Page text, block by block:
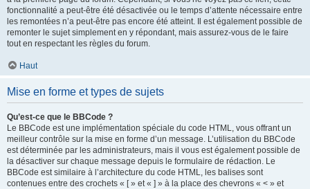
fonctionnalité a peut-être été désactivée ou le temps d’attente nécessaire entre
les remontées n’a peut-être pas encore été atteint. Il est également possible de
remonter le sujet simplement en y répondant, mais assurez-vous de le faire
tout en respectant les règles du forum.
Haut
Mise en forme et types de sujets
Qu’est-ce que le BBCode ?
Le BBCode est une implémentation spéciale du code HTML, vous offrant un
meilleur contrôle sur la mise en forme d’un message. L’utilisation du BBCode
est déterminée par les administrateurs, mais il vous est également possible de
la désactiver sur chaque message depuis le formulaire de rédaction. Le
BBCode est similaire à l’architecture du code HTML, les balises sont
contenues entre des crochets « [ » et « ] » à la place des chevrons « < » et